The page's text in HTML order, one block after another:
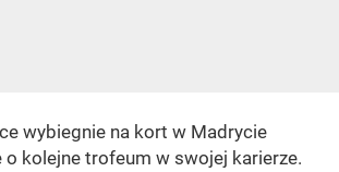
wybiegnie na kort w Madrycie
o kolejne trofeum w swojej karierze.